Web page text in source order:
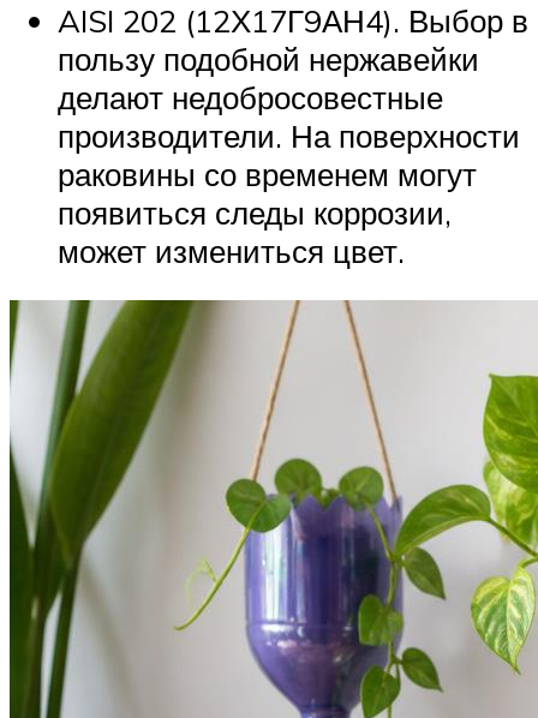
AISI 202 (12Х17Г9АН4). Выбор в
пользу подобной нержавейки
делают недобросовестные
производители. На поверхности
раковины со временем могут
появиться следы коррозии,
может измениться цвет.